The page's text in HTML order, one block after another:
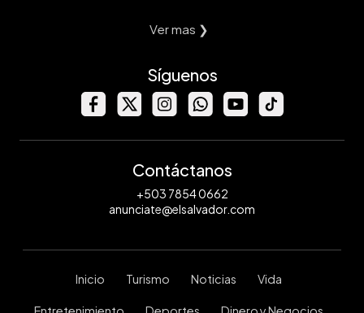
Ver mas ❯
Síguenos
Contáctanos
+503 7854 0662
anunciate@elsalvador.com
Inicio Turismo Noticias Vida